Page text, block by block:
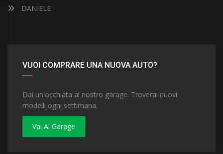
DANIELE
VUOI COMPRARE UNA NUOVA AUTO?
Dai un'occhiata al nostro garage. Troverai nuovi
modelli ogni settimana.
Vai Al Garage